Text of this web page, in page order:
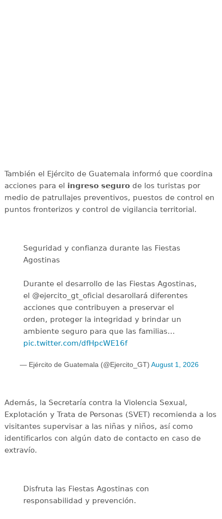
También el Ejército de Guatemala informó que coordina
acciones para el ingreso segurode los turistas por
medio de patrullajes preventivos, puestos de control en
puntos fronterizos y control de vigilancia territorial.
Seguridad y confianza durante las Fiestas
Agostinas
Durante el desarrollo de las Fiestas Agostinas,
el @ejercito_gt_oficial desarollará diferentes
acciones que contribuyen a preservar el
orden, proteger la integridad y brindar un
ambiente seguro para que las familias…
pic.twitter.com/dfHpcWE16f
— Ejército de Guatemala (@Ejercito_GT) August 1, 2026
Además, la Secretaría contra la Violencia Sexual,
Explotación y Trata de Personas (SVET) recomienda a los
visitantes supervisar a las niñas y niños, así como
identificarlos con algún dato de contacto en caso de
extravío.
Disfruta las Fiestas Agostinas con
responsabilidad y prevención.